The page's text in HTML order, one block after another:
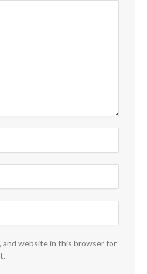
and website in this browser for